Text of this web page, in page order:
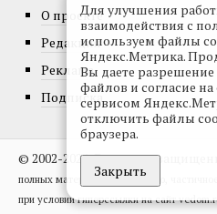
О проекте
Редакция
Реклама
Подписка
© 2002-2026, Все права
полных материалов запрещено,
при условии гиперссылки на сайт
Для улучшения
взаимодействия с
используем файлы
Яндекс.Метрика.
Вы даете
файлов и согласие
сервисом
отключить файлы
браузера.
Закрыть